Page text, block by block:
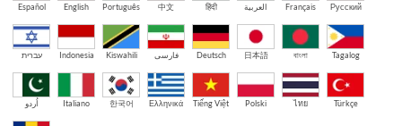
Español English Português 中文 हिंदी العربية Français Русский
עברית Indonesia Kiswahili فارسی Deutsch 日本語 বাংলা Tagalog
اُردو Italiano 한국어 Ελληνικά Tiếng Việt Polski ไทย Türkçe